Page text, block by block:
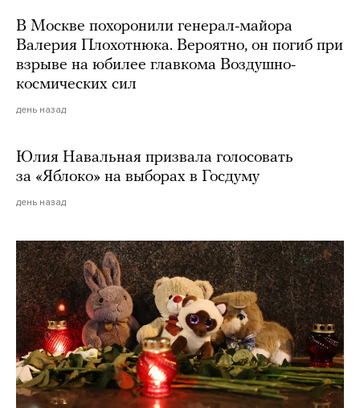
В Москве похоронили генерал-майора
Валерия Плохотнюка. Вероятно, он погиб при
взрыве на юбилее главкома Воздушно-
космических сил
день назад
Юлия Навальная призвала голосовать
за «Яблоко» на выборах в Госдуму
день назад